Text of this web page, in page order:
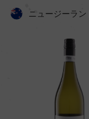
ンド